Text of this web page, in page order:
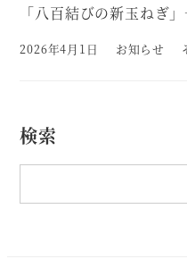
「八百結びの新玉ねぎ
投稿日
2026年4月1日 お知らせ
検索